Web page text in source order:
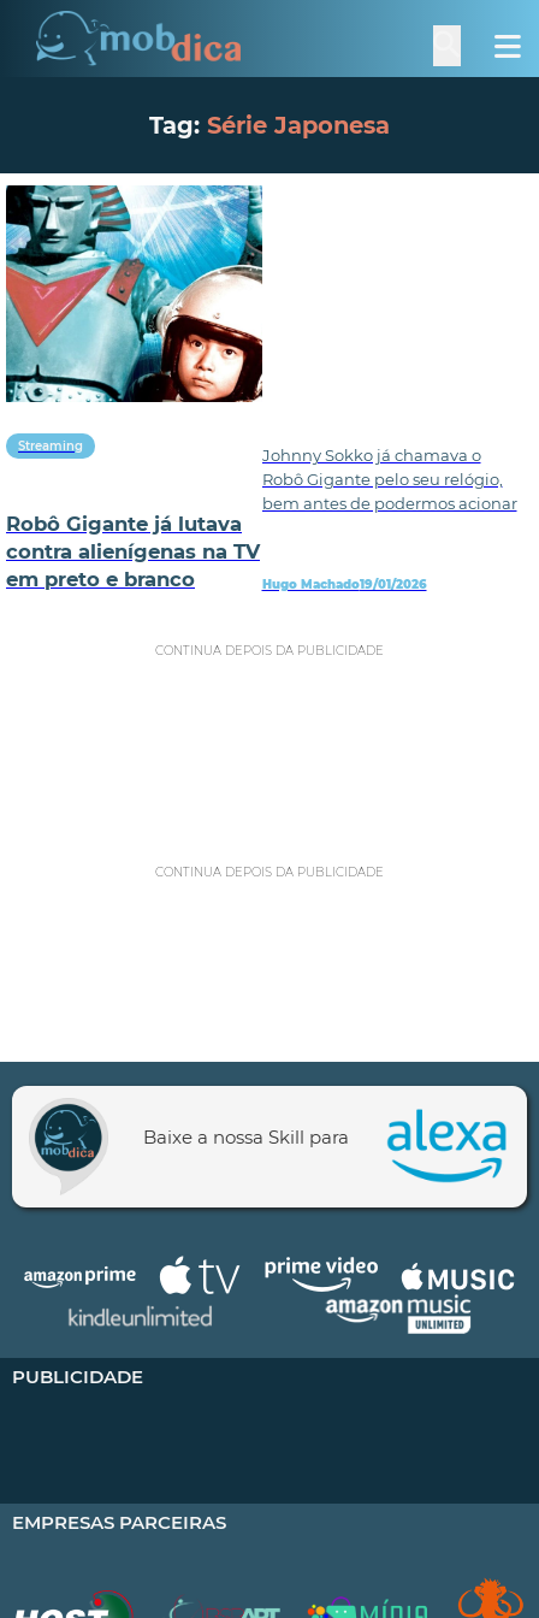
Tag: Série Japonesa
Streaming
Robô Gigante já lutava
contra alienígenas na TV
em preto e branco
Johnny Sokko já chamava o
Robô Gigante pelo seu relógio,
bem antes de podermos acionar
Hugo Machado19/01/2026
CONTINUA DEPOIS DA PUBLICIDADE
CONTINUA DEPOIS DA PUBLICIDADE
Baixe a nossa Skill para
PUBLICIDADE
EMPRESAS PARCEIRAS